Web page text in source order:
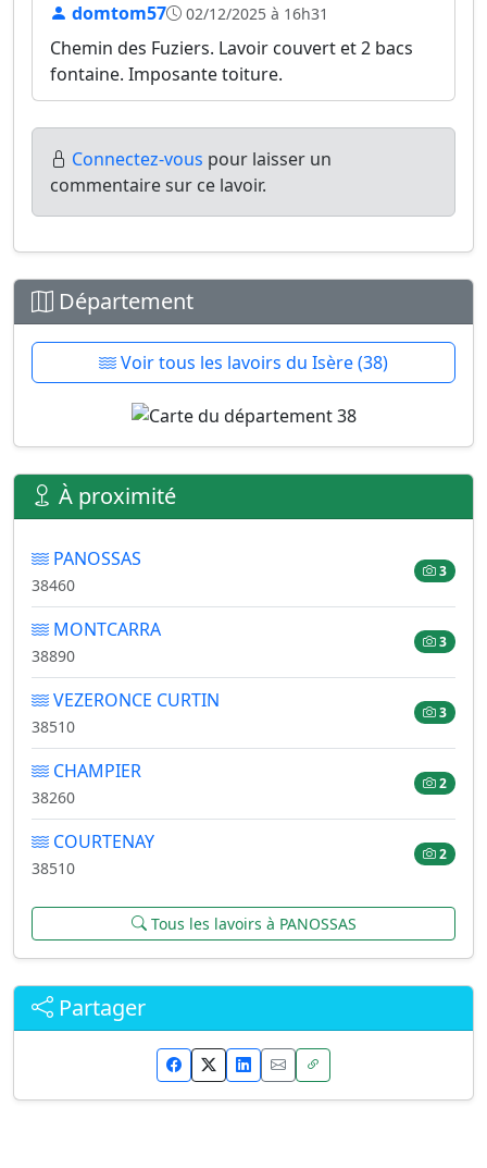
domtom57 02/12/2025 à 16h31
Chemin des Fuziers. Lavoir couvert et 2 bacs
fontaine. Imposante toiture.
Connectez-vous pour laisser un
commentaire sur ce lavoir.
Département
Voir tous les lavoirs du Isère (38)
À proximité
PANOSSAS
38460
3
MONTCARRA
38890
3
VEZERONCE CURTIN
38510
3
CHAMPIER
38260
2
COURTENAY
38510
2
Tous les lavoirs à PANOSSAS
Partager